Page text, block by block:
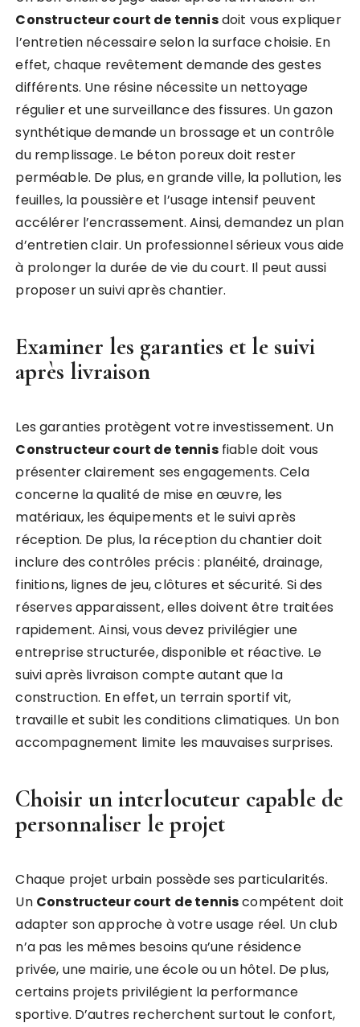
Constructeur court de tennisdoit vous expliquer
l’entretien nécessaire selon la surface choisie. En
effet, chaque revêtement demande des gestes
différents. Une résine nécessite un nettoyage
régulier et une surveillance des fissures. Un gazon
synthétique demande un brossage et un contrôle
du remplissage. Le béton poreux doit rester
perméable. De plus, en grande ville, la pollution, les
feuilles, la poussière et l’usage intensif peuvent
accélérer l’encrassement. Ainsi, demandez un plan
d’entretien clair. Un professionnel sérieux vous aide
à prolonger la durée de vie du court. Il peut aussi
proposer un suivi après chantier.
Examiner les garanties et le suivi
après livraison
Les garanties protègent votre investissement. Un
Constructeur court de tennisfiable doit vous
présenter clairement ses engagements. Cela
concerne la qualité de mise en œuvre, les
matériaux, les équipements et le suivi après
réception. De plus, la réception du chantier doit
inclure des contrôles précis : planéité, drainage,
finitions, lignes de jeu, clôtures et sécurité. Si des
réserves apparaissent, elles doivent être traitées
rapidement. Ainsi, vous devez privilégier une
entreprise structurée, disponible et réactive. Le
suivi après livraison compte autant que la
construction. En effet, un terrain sportif vit,
travaille et subit les conditions climatiques. Un bon
accompagnement limite les mauvaises surprises.
Choisir un interlocuteur capable de
personnaliser le projet
Chaque projet urbain possède ses particularités.
Un Constructeur court de tenniscompétent doit
adapter son approche à votre usage réel. Un club
n’a pas les mêmes besoins qu’une résidence
privée, une mairie, une école ou un hôtel. De plus,
certains projets privilégient la performance
sportive. D’autres recherchent surtout le confort,